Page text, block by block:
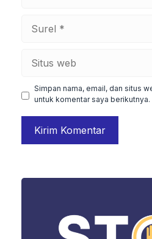
Simpan nama, email, dan situs
untuk komentar saya berikutnya.